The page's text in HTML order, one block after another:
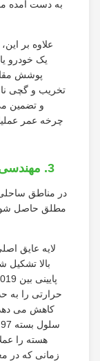
به دست آمده
علاوه بر این،
یک خودرو یا
پوشش مقاوم در
تخریب و گچی ناشی
و تضمین
چرخه عمر عملیاتی
در مناطق ساحلی،
مطلق حاصل شود تا
لایه عایق اصلی
بالا تشکیل شده
حرارتی را به
کاهش می دهد.
سلول
هسته را عملاً
زمانی که در معرض